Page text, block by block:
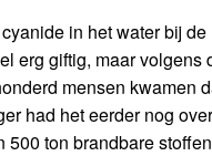
in het water bij
erg giftig, maar
mensen kwamen
had het eerder nog
500 ton brandbare